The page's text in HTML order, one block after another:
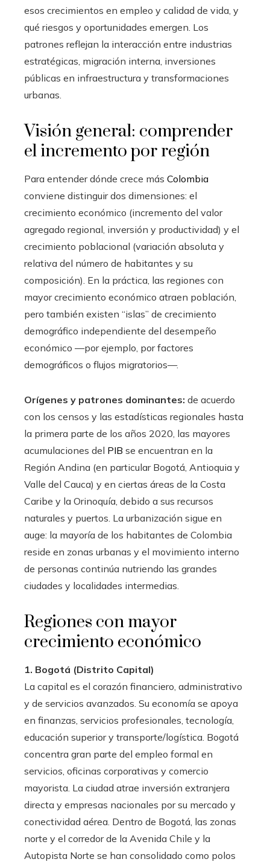
esos crecimientos en empleo y calidad de vida, y
qué riesgos y oportunidades emergen. Los
patrones reflejan la interacción entre industrias
estratégicas, migración interna, inversiones
públicas en infraestructura y transformaciones
urbanas.
Visión general: comprender
el incremento por región
Para entender dónde crece más Colombia
conviene distinguir dos dimensiones: el
crecimiento económico (incremento del valor
agregado regional, inversión y productividad) y el
crecimiento poblacional (variación absoluta y
relativa del número de habitantes y su
composición). En la práctica, las regiones con
mayor crecimiento económico atraen población,
pero también existen “islas” de crecimiento
demográfico independiente del desempeño
económico —por ejemplo, por factores
demográficos o flujos migratorios—.
Orígenes y patrones dominantes: de acuerdo
con los censos y las estadísticas regionales hasta
la primera parte de los años 2020, las mayores
acumulaciones del PIB se encuentran en la
Región Andina (en particular Bogotá, Antioquia y
Valle del Cauca) y en ciertas áreas de la Costa
Caribe y la Orinoquía, debido a sus recursos
naturales y puertos. La urbanización sigue en
auge: la mayoría de los habitantes de Colombia
reside en zonas urbanas y el movimiento interno
de personas continúa nutriendo las grandes
ciudades y localidades intermedias.
Regiones con mayor
crecimiento económico
1. Bogotá (Distrito Capital)
La capital es el corazón financiero, administrativo
y de servicios avanzados. Su economía se apoya
en finanzas, servicios profesionales, tecnología,
educación superior y transporte/logística. Bogotá
concentra gran parte del empleo formal en
servicios, oficinas corporativas y comercio
mayorista. La ciudad atrae inversión extranjera
directa y empresas nacionales por su mercado y
conectividad aérea. Dentro de Bogotá, las zonas
norte y el corredor de la Avenida Chile y la
Autopista Norte se han consolidado como polos